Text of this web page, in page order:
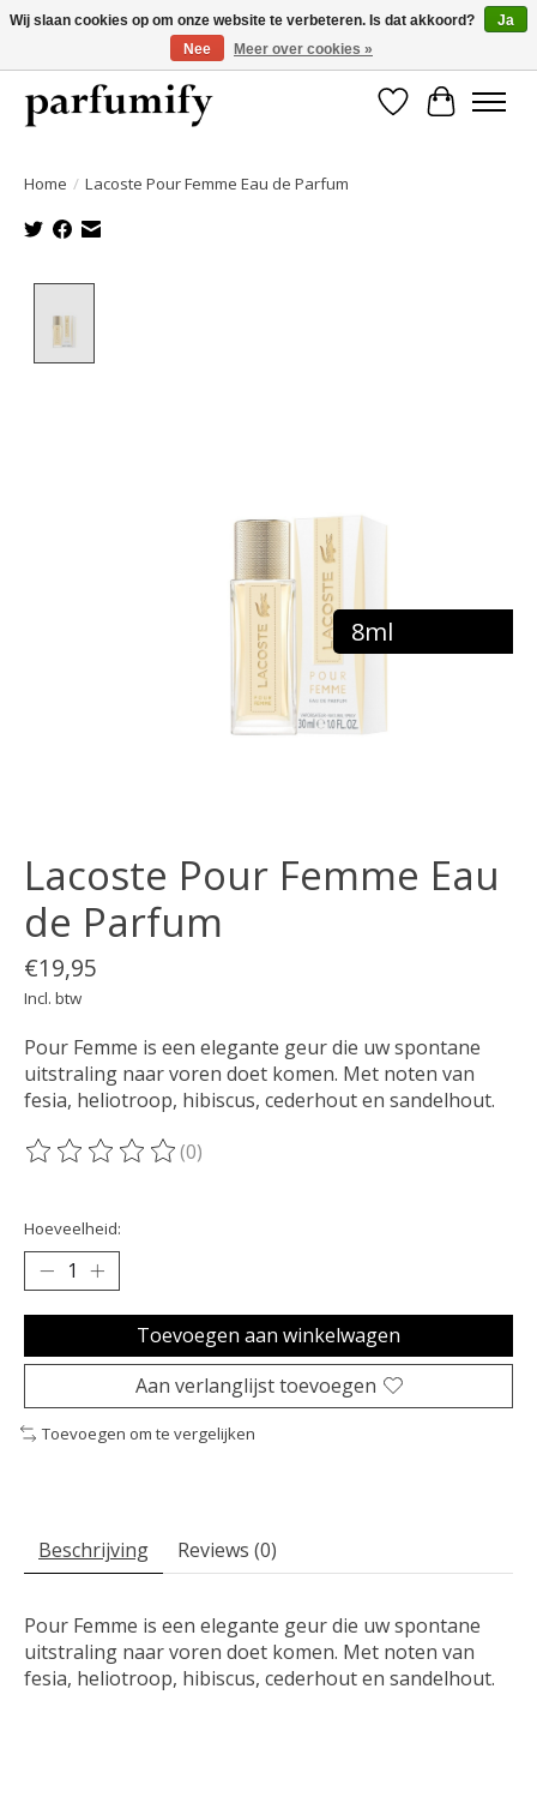
750+ Geuren | Gratis verzending | Maandelijks opzegbaar
Verlanglijst
Home / Lacoste Pour Femme Eau de Parfum
8ml
Lacoste Pour Femme Eau
de Parfum
€19,95
Incl. btw
Pour Femme is een elegante geur die uw spontane
uitstraling naar voren doet komen. Met noten van
fesia, heliotroop, hibiscus, cederhout en sandelhout.
De beoordeling van dit product is
(0)
Hoeveelheid:
Toevoegen aan winkelwagen
Aan verlanglijst toevoegen
Toevoegen om te vergelijken
Beschrijving Reviews (0)
Pour Femme is een elegante geur die uw spontane
uitstraling naar voren doet komen. Met noten van
fesia, heliotroop, hibiscus, cederhout en sandelhout.
Wij slaan cookies op om onze website te verbeteren. Is dat akkoord?
Ja
Nee
Meer over cookies »